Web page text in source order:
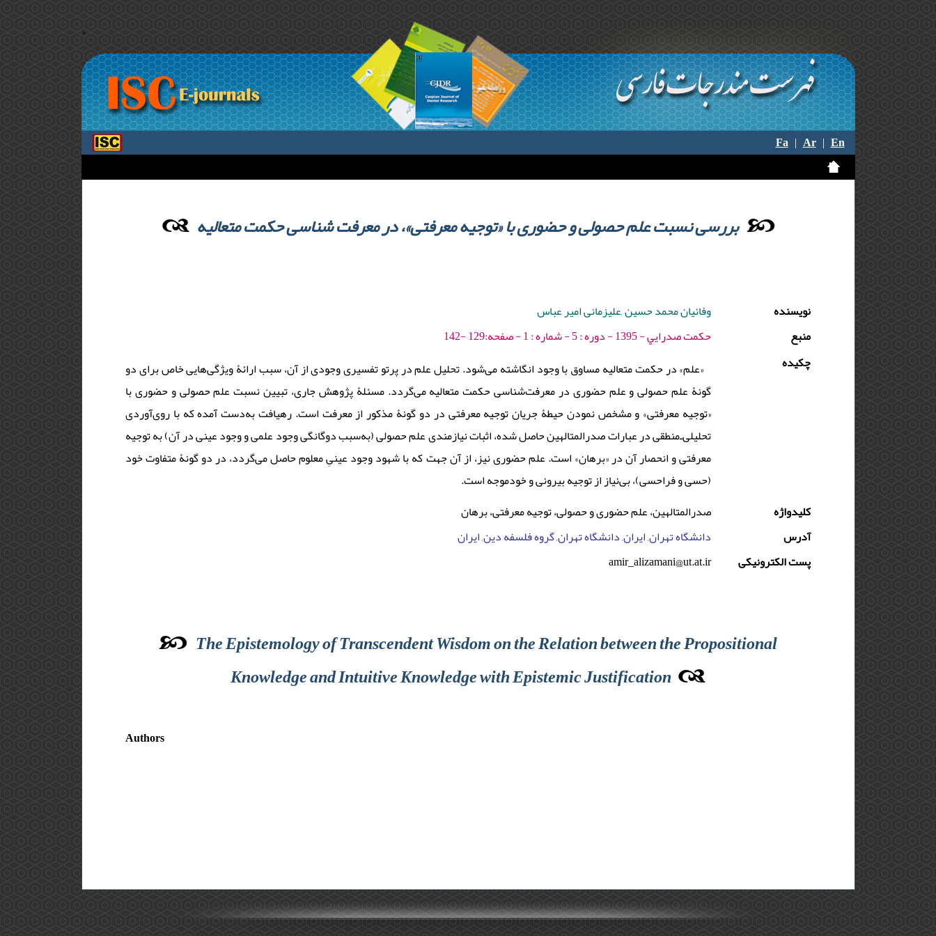
>
Fa|Ar|En
بررسی نسبت علم حصولی و حضوری با «توجیه معرفتی»، در معرفت شناسی حکمت متعالیه
نویسنده
وفائیان محمد حسین ,علیزمانی امیر عباس
منبع
حكمت صدرايي - 1395 - دوره : 5 - شماره : 1 - صفحه:129 -142
چکیده
«علم» در حکمت متعالیه مساوق با وجود انگاشته می‌شود. تحلیل علم در پرتو تفسیری وجودی از آن، سبب ارائۀ ویژگی‌هایی خاص برای دو
گونۀ علم حصولی و علم حضوری در معرفت‌شناسی حکمت متعالیه می‌گردد. مسئلۀ پژوهش جاری، تبیین نسبت علم حصولی و حضوری با
«توجیه معرفتی» و مشخص نمودن حیطۀ جریان توجیه معرفتی در دو گونۀ مذکور از معرفت است. رهیافت به‌دست آمده که با روی‌آوردی
تحلیلی‌ـ‌منطقی در عبارات صدرالمتالهین حاصل شده، اثبات نیازمندی علم حصولی (به‌سبب دوگانگی وجود علمی و وجود عینی در آن) به توجیه
معرفتی و انحصار آن در «برهان» است. علم حضوری نیز، از آن جهت که با شهود وجود عینیِ معلوم حاصل می‌گردد، در دو گونۀ متفاوت خود
(حسی و فراحسی)، بی‌نیاز از توجیه بیرونی و خودموجه است.
کلیدواژه
صدرالمتالهین، علم حضوری و حصولی، توجیه معرفتی، برهان
آدرس
دانشگاه تهران, ایران, دانشگاه تهران, گروه فلسفه دین, ایران
پست الکترونیکی
amir_alizamani@ut.at.ir
The Epistemology of Transcendent Wisdom on the Relation between the Propositional
Knowledge and Intuitive Knowledge with Epistemic Justification
Authors